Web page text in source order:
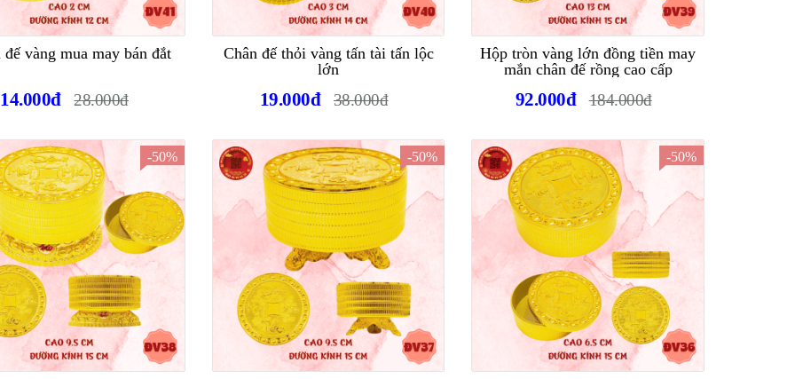
đế vàng mua may bán đắt
14.000đ 28.000đ
Chân đế thỏi vàng tấn tài tấn lộc
lớn
19.000đ 38.000đ
Hộp tròn vàng lớn đồng tiền may
mắn chân đế rồng cao cấp
92.000đ 184.000đ
-50% -50% -50%